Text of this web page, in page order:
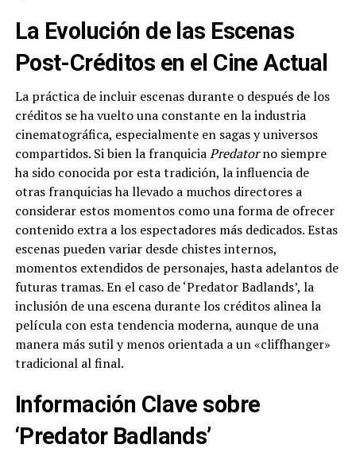
La Evolución de las Escenas
Post-Créditos en el Cine Actual
La práctica de incluir escenas durante o después de los
créditos se ha vuelto una constante en la industria
cinematográfica, especialmente en sagas y universos
compartidos. Si bien la franquiciaPredatorno siempre
ha sido conocida por esta tradición, la influencia de
otras franquicias ha llevado a muchos directores a
considerar estos momentos como una forma de ofrecer
contenido extra a los espectadores más dedicados. Estas
escenas pueden variar desde chistes internos,
momentos extendidos de personajes, hasta adelantos de
futuras tramas. En el caso de ‘Predator Badlands’, la
inclusión de una escena durante los créditos alinea la
película con esta tendencia moderna, aunque de una
manera más sutil y menos orientada a un «cliffhanger»
tradicional al final.
Información Clave sobre
‘Predator Badlands’